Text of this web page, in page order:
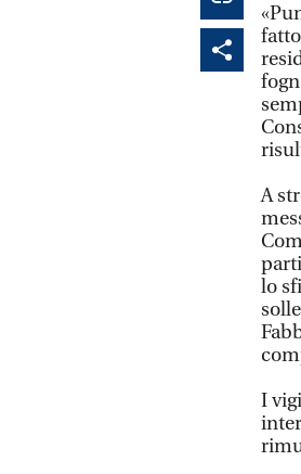
A
lo
I